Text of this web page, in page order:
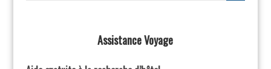
Assistance Voyage